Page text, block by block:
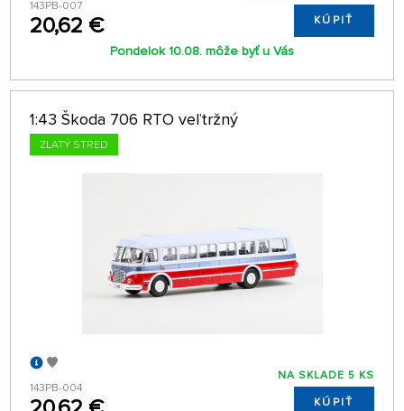
143PB-007
20,62 € KÚPIŤ
Pondelok 10.08. môže byť u Vás
1:43 Škoda 706 RTO veľtržný
ZLATÝ STRED
143PB-004
NA SKLADE 5 KS
KÚPIŤ